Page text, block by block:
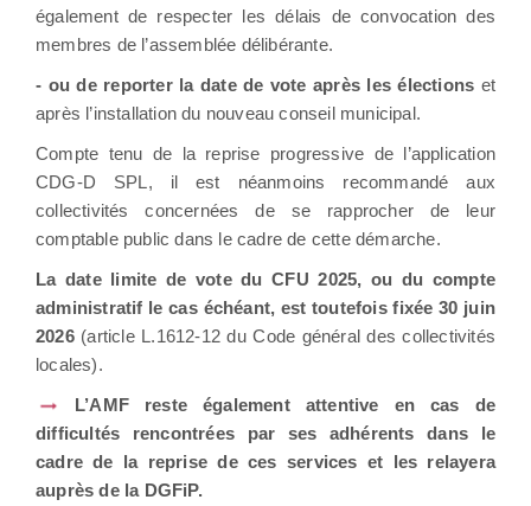
également de respecter les délais de convocation des
membres de l’assemblée délibérante.
- ou de reporter la date de vote après les élections et
après l’installation du nouveau conseil municipal.
Compte tenu de la reprise progressive de l’application
CDG-D SPL, il est néanmoins recommandé aux
collectivités concernées de se rapprocher de leur
comptable public dans le cadre de cette démarche.
La date limite de vote du CFU 2025, ou du compte
administratif le cas échéant, est toutefois fixée 30 juin
2026(article L.1612-12 du Code général des collectivités
locales).
L’AMF reste également attentive en cas de
difficultés rencontrées par ses adhérents dans le
cadre de la reprise de ces services et les relayera
auprès de la DGFiP.